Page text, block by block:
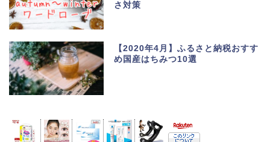
さ対策
【2020年4月】ふるさと納税おすす
め国産はちみつ10選